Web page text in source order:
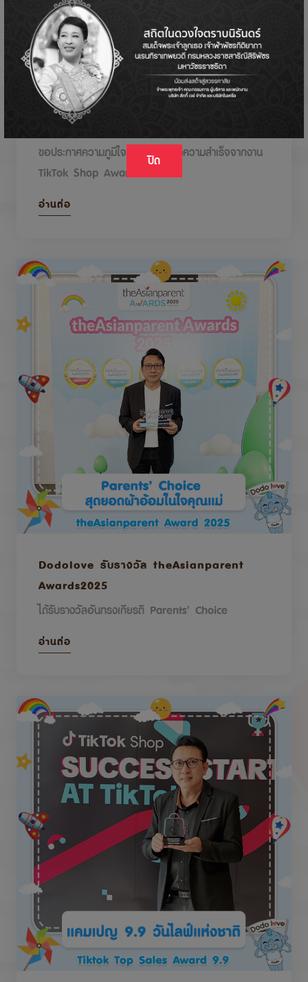
ปิด
DODOLOVE รับรางวัลในงาน TikTok Shop
Awards 2026
ขอประกาศความภูมิใจกับรางวัลแห่งความสำเร็จจากงาน
TikTok Shop Awards 2026
อ่านต่อ
Dodolove รับรางวัล theAsianparent
Awards2025
ได้รับรางวัลอันทรงเกียรติ Parents’ Choice
อ่านต่อ